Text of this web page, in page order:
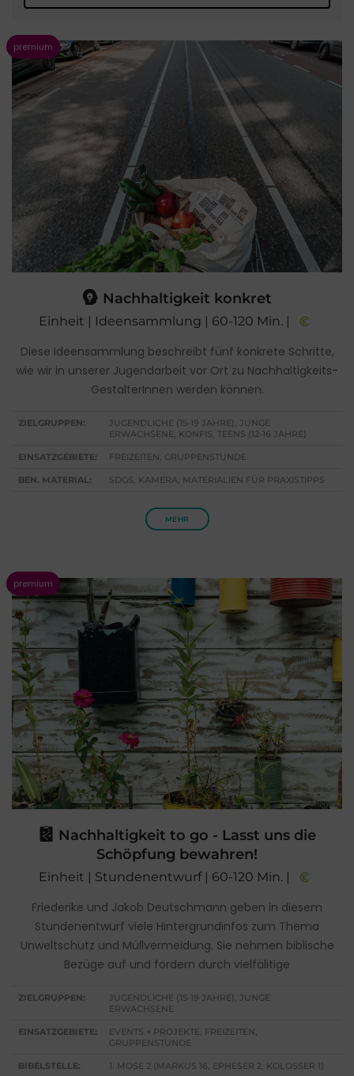
Nachhaltigkeit konkret
Einheit | Ideensammlung | 60-120 Min. |
Diese Ideensammlung beschreibt fünf konkrete Schritte,
wie wir in unserer Jugendarbeit vor Ort zu Nachhaltigkeits-
GestalterInnen werden können.
ZIELGRUPPEN:
JUGENDLICHE (15-19 JAHRE), JUNGE
ERWACHSENE, KONFIS, TEENS (12-16 JAHRE)
EINSATZGEBIETE: FREIZEITEN, GRUPPENSTUNDE
BEN. MATERIAL: SDGS, KAMERA, MATERIALIEN FÜR PRAXISTIPPS
MEHR
Nachhaltigkeit to go - Lasst uns die
Schöpfung bewahren!
Einheit | Stundenentwurf | 60-120 Min. |
Friederike und Jakob Deutschmann geben in diesem
Stundenentwurf viele Hintergrundinfos zum Thema
Unweltschutz und Müllvermeidung. Sie nehmen biblische
Bezüge auf und fordern durch vielfälitige
ZIELGRUPPEN:
JUGENDLICHE (15-19 JAHRE), JUNGE
ERWACHSENE
EINSATZGEBIETE:
EVENTS + PROJEKTE, FREIZEITEN,
GRUPPENSTUNDE
BIBELSTELLE: 1. MOSE 2 (MARKUS 16, EPHESER 2, KOLOSSER 1)